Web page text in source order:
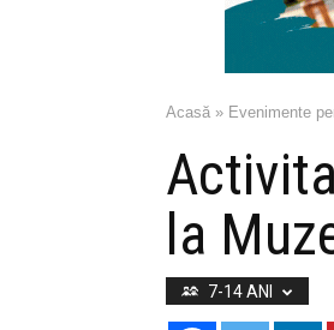
Acasă » Evenimente
la
7-14 ANI